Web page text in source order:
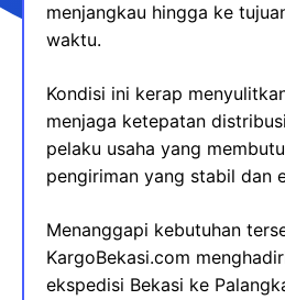
menjangkau hingga ke
waktu.
Kondisi ini kerap
menjaga ketepatan
pelaku usaha yang
pengiriman yang stabil dan
Menanggapi kebutuhan
KargoBekasi.com
ekspedisi Bekasi ke